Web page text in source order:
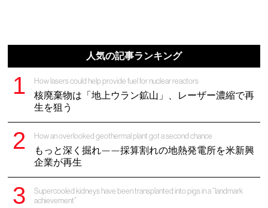
人気の記事ランキング
How lasers could help provide fuel for nuclear reactors
核廃棄物は「地上ウラン鉱山」、レーザー濃縮で再
生を狙う
How an overlooked geothermal plant got a second chance
もっと深く掘れ——採算割れの地熱発電所を米新興
企業が再生
Supercooled kidneys have been transplanted into pigs in a “landmark
achievement”